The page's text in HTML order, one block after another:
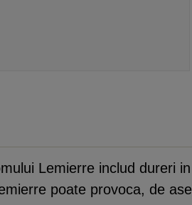
Lemierre includ dureri
poate provoca, de